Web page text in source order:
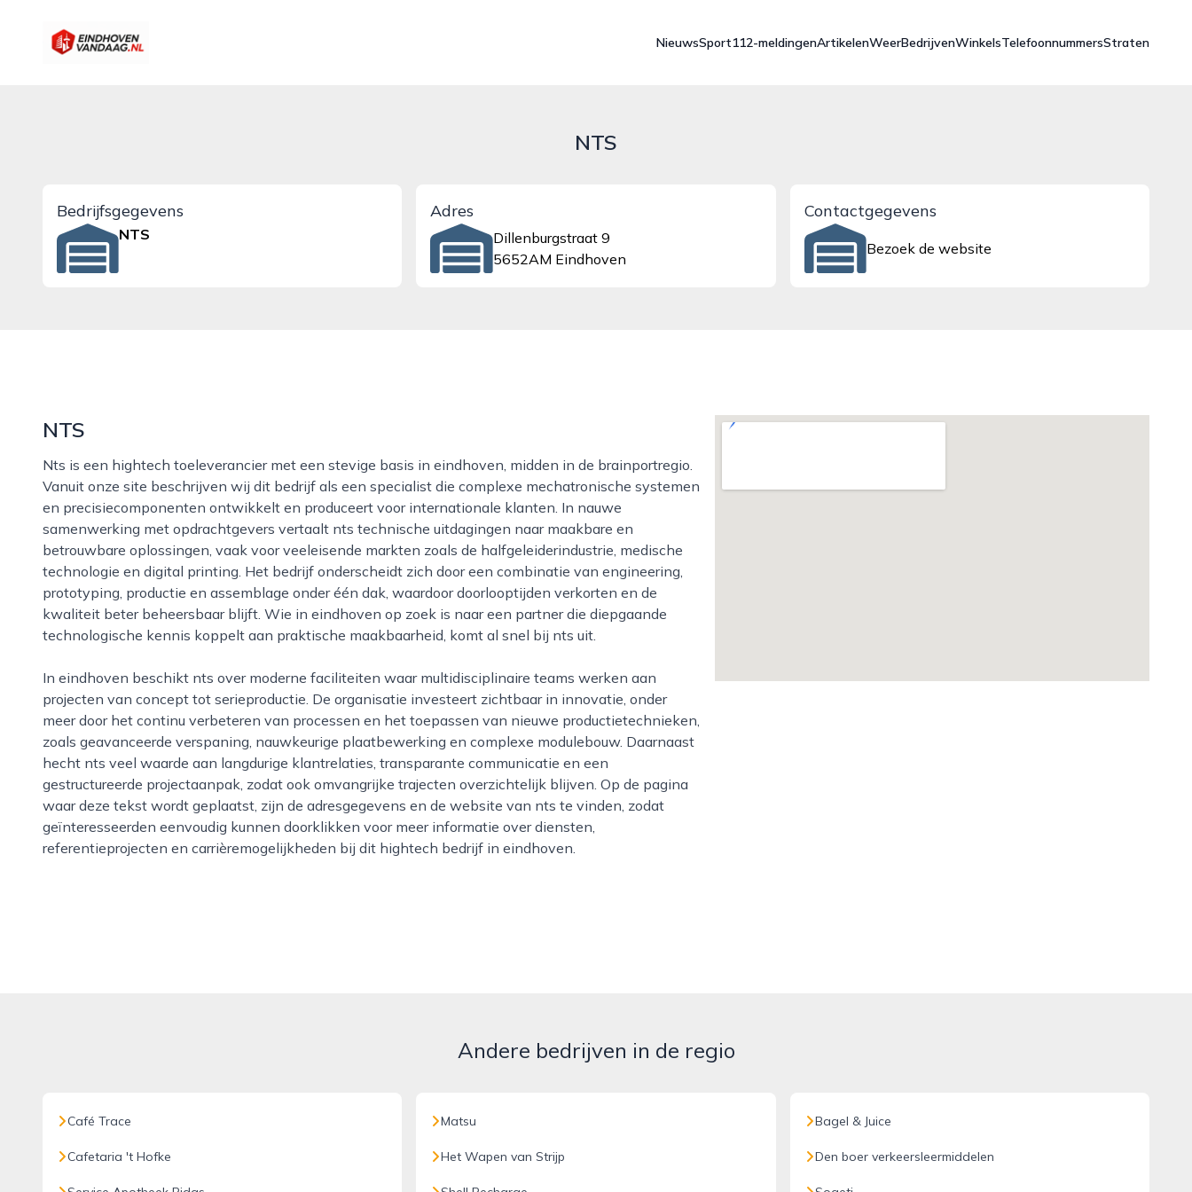
eindhovenvandaag.nl
NieuwsSport112-meldingenArtikelenWeerBedrijvenWinkelsTelefoonnummersStraten
NTS
Bedrijfsgegevens
NTS
Adres
Dillenburgstraat 9
5652AM Eindhoven
Contactgegevens
Bezoek de website
NTS
Nts is een hightech toeleverancier met een stevige basis in eindhoven, midden in de brainportregio.
Vanuit onze site beschrijven wij dit bedrijf als een specialist die complexe mechatronische systemen
en precisiecomponenten ontwikkelt en produceert voor internationale klanten. In nauwe
samenwerking met opdrachtgevers vertaalt nts technische uitdagingen naar maakbare en
betrouwbare oplossingen, vaak voor veeleisende markten zoals de halfgeleiderindustrie, medische
technologie en digital printing. Het bedrijf onderscheidt zich door een combinatie van engineering,
prototyping, productie en assemblage onder één dak, waardoor doorlooptijden verkorten en de
kwaliteit beter beheersbaar blijft. Wie in eindhoven op zoek is naar een partner die diepgaande
technologische kennis koppelt aan praktische maakbaarheid, komt al snel bij nts uit.
In eindhoven beschikt nts over moderne faciliteiten waar multidisciplinaire teams werken aan
projecten van concept tot serieproductie. De organisatie investeert zichtbaar in innovatie, onder
meer door het continu verbeteren van processen en het toepassen van nieuwe productietechnieken,
zoals geavanceerde verspaning, nauwkeurige plaatbewerking en complexe modulebouw. Daarnaast
hecht nts veel waarde aan langdurige klantrelaties, transparante communicatie en een
gestructureerde projectaanpak, zodat ook omvangrijke trajecten overzichtelijk blijven. Op de pagina
waar deze tekst wordt geplaatst, zijn de adresgegevens en de website van nts te vinden, zodat
geïnteresseerden eenvoudig kunnen doorklikken voor meer informatie over diensten,
referentieprojecten en carrièremogelijkheden bij dit hightech bedrijf in eindhoven.
Andere bedrijven in de regio
Café Trace
Cafetaria 't Hofke
Matsu
Het Wapen van Strijp
Bagel & Juice
Den boer verkeersleermiddelen